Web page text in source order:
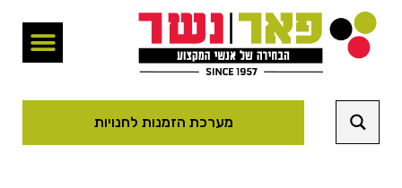
מערכת הזמנות לחנויות